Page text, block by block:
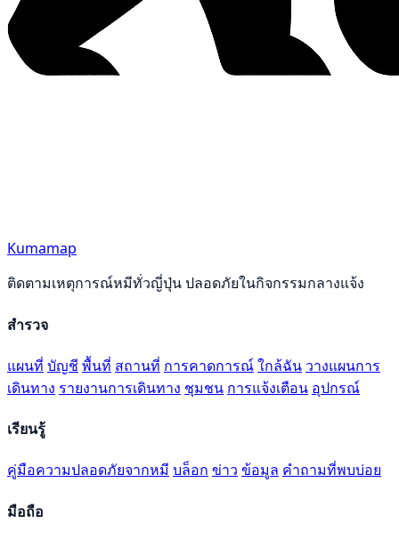
Kumamap
ติดตามเหตุการณ์หมีทั่วญี่ปุ่น ปลอดภัยในกิจกรรมกลางแจ้ง
สำรวจ
แผนที่ บัญชี พื้นที่ สถานที่ การคาดการณ์ใกล้ฉัน วางแผนการ
เดินทาง รายงานการเดินทาง ชุมชน การแจ้งเตือน อุปกรณ์
เรียนรู้
คู่มือความปลอดภัยจากหมี บล็อก ข่าว ข้อมูล คำถามที่พบบ่อย
มือถือ